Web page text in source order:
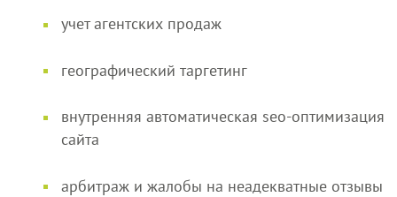
учет агентских продаж
географический таргетинг
внутренняя автоматическая seo-оптимизация
сайта
арбитраж и жалобы на неадекватные отзывы